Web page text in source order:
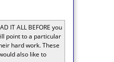
IT ALL BEFORE you
point to a particular
hard work. These
also like to